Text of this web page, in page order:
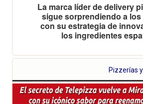
La marca líder de delivery
sigue sorprendiendo a
con su estrategia de
los ingredientes
Pizzerías